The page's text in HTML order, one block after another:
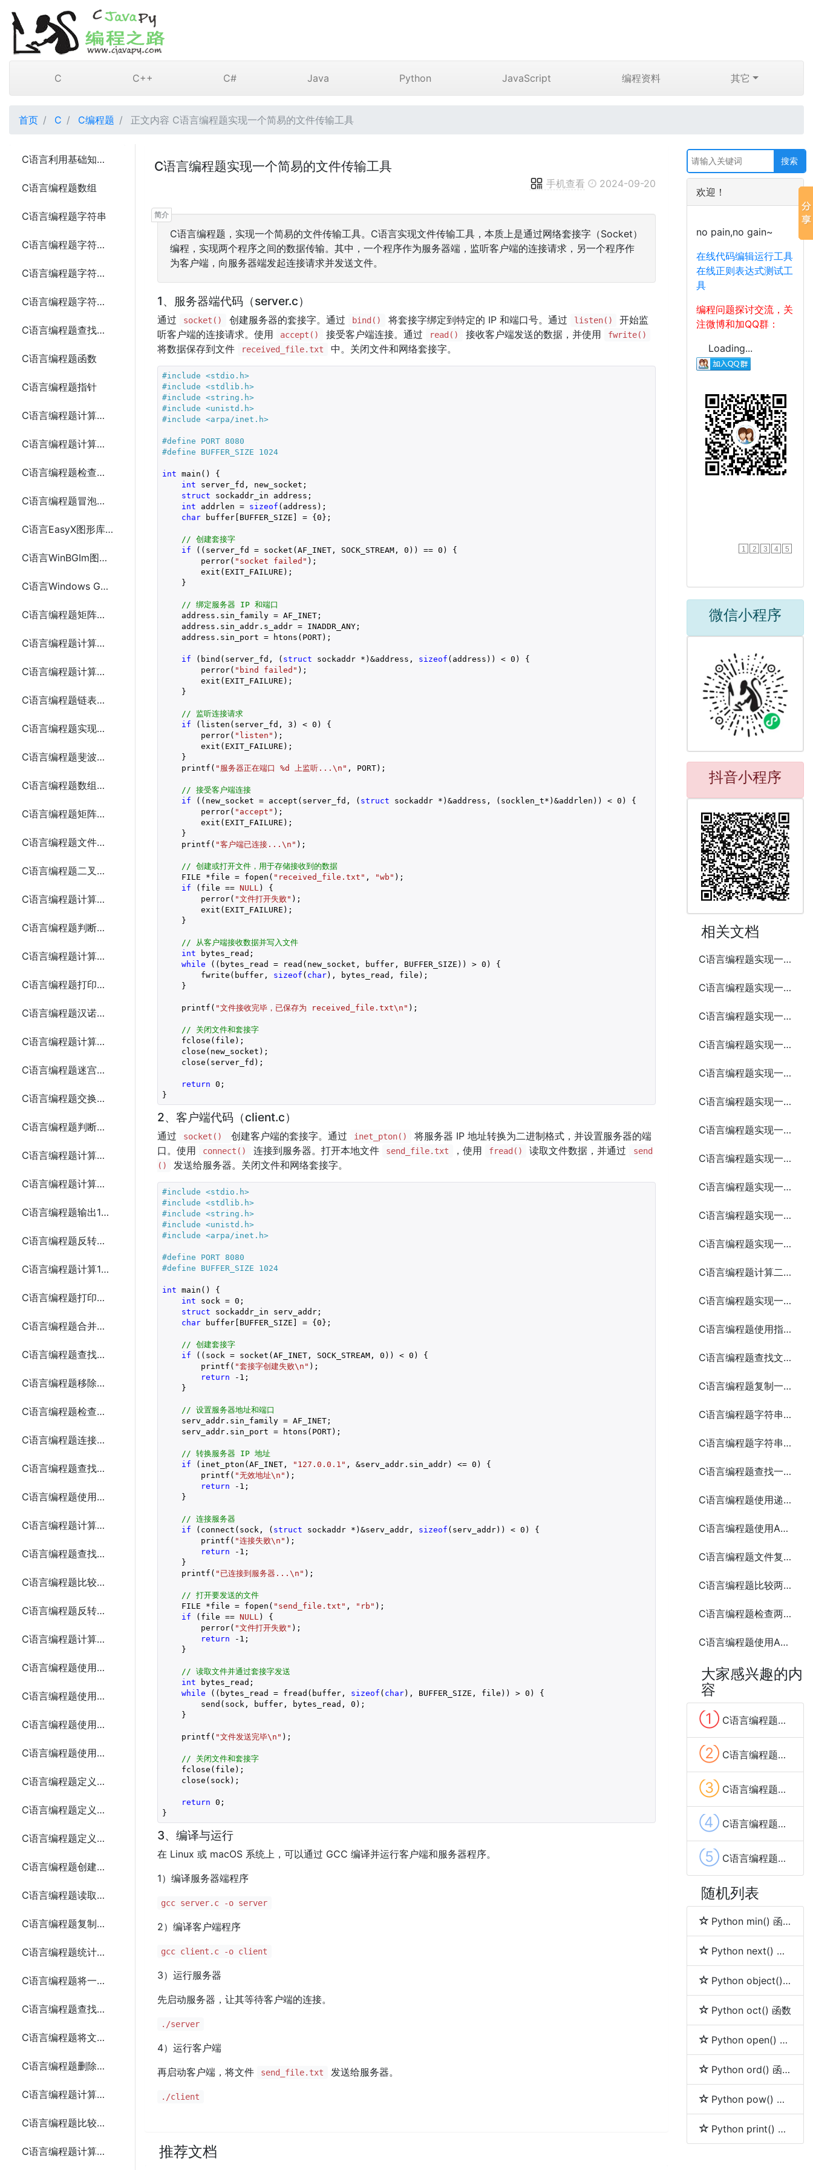
C C++ C# Java Python JavaScript 编程资料 其它
首页 C C编程题 正文内容 C语言编程题实现一个简易的文件传输工具
C语言利用基础知识实现编程题计算器3种写法
C语言编程题数组
C语言编程题字符串
C语言编程题字符串比较的4种方法
C语言编程题字符串连接3种方法
C语言编程题字符串反转5种方法
C语言编程题查找子字符串5种方法
C语言编程题函数
C语言编程题指针
C语言编程题计算数组的平均值6种方法
C语言编程题计算阶乘5种方法
C语言编程题检查素数
C语言编程题冒泡排序
C语言EasyX图形库实现圆盘时钟
C语言WinBGIm图形库实现圆盘时钟
C语言Windows GDI实现圆盘时钟
C语言编程题矩阵乘法
C语言编程题计算数组中的最大和最小值5种方法
C语言编程题计算两个字符串的长度
C语言编程题链表的创建和遍历
C语言编程题实现二分查找
C语言编程题斐波那契数列
C语言编程题数组反转
C语言编程题矩阵加法
C语言编程题文件复制
C语言编程题二叉树遍历
C语言编程题计算最大公约数
C语言编程题判断回文字符串
C语言编程题计算两个数的和、差、积、商
C语言编程题打印九九乘法表
C语言编程题汉诺塔问题
C语言编程题计算逆波兰表达式
C语言编程题迷宫求解
C语言编程题交换两个变量的值
C语言编程题判断一个年份是否为闰年
C语言编程题计算从1到n的自然数之和
C语言编程题计算一个整数的各位数字之和
C语言编程题输出1到100之间的所有素数
C语言编程题反转一个整数
C语言编程题计算1到n的所有偶数之和
C语言编程题打印金字塔形图案
C语言编程题合并两个数组
C语言编程题查找数组中的重复元素
C语言编程题移除数组中的重复元素
C语言编程题检查两个数组是否相等
C语言编程题连接两个字符串
C语言编程题查找一个字符串中的所有元音字母
C语言编程题使用指针交换两个变量的值
C语言编程题计算数组元素的和（使用指针）
C语言编程题查找数组中的最大值（使用指针）
C语言编程题比较两个字符串（使用指针）
C语言编程题反转一个字符串（使用指针）
C语言编程题计算动态分配内存存储n个整数的和
C语言编程题使用指针和函数计算两个整数的最大公约数
C语言编程题使用指针和函数实现字符串的连接
C语言编程题使用指针和函数查找字符串中的字符
C语言编程题使用指针和函数排序数组
C语言编程题定义时间、学生和复数结构体
C语言编程题定义矩形、日期和员工结构体
C语言编程题定义点、书籍、三角形和汽车结构体
C语言编程题创建并写入文本文件
C语言编程题读取文本文件并输出其内容
C语言编程题复制一个文本文件的内容到另一个文件
C语言编程题统计文本文件中的字符、单词和行数
C语言编程题将一段文本追加到现有文件的末尾
C语言编程题查找文本文件中的某个单词
C语言编程题将文本文件中的所有字母转换为大写
C语言编程题删除文本文件中的所有空行
C语言编程题计算二进制文件中的整数之和
C语言编程题比较两个文本文件是否相同
C语言编程题计算两个矩阵的和
C语言编程题实现一个简易的文件传输工具
手机查看 2024-09-20
C语言编程题，实现一个简易的文件传输工具。C语言实现文件传输工具，本质上是通过网络套接字（Socket）
编程，实现两个程序之间的数据传输。其中，一个程序作为服务器端，监听客户端的连接请求，另一个程序作
为客户端，向服务器端发起连接请求并发送文件。
1、服务器端代码（server.c）
通过 socket() 创建服务器的套接字。通过 bind() 将套接字绑定到特定的 IP 和端口号。通过 listen()
开始监
听客户端的连接请求。使用
accept() 接受客户端连接。通过 read() 接收客户端发送的数据，并使用 fwrite()
将数据保存到文件 received_file.txt 中。关闭文件和网络套接字。
#include <stdio.h>
#include <stdlib.h>
#include <string.h>
#include <unistd.h>
#include <arpa/inet.h>
#define PORT 8080
#define BUFFER_SIZE 1024
int main() {
int server_fd, new_socket;
struct sockaddr_in address;
int addrlen = sizeof (address);
char buffer[BUFFER_SIZE] = {0};
// 创建套接字
if ((server_fd = socket(AF_INET, SOCK_STREAM, 0 )) == 0 ) {
        perror(
"socket failed" );
        exit(EXIT_FAILURE);
    }
// 绑定服务器 IP 和端口
    address.sin_family = AF_INET;
    address.sin_addr.s_addr = INADDR_ANY;
    address.sin_port = htons(PORT);
if (bind(server_fd, ( struct sockaddr *)&address, sizeof (address)) < 0 ) {
        perror(
"bind failed" );
        exit(EXIT_FAILURE);
    }
// 监听连接请求
if (listen(server_fd, 3 ) < 0 ) {
        perror(
"listen" );
        exit(EXIT_FAILURE);
    }
    printf(
"服务器正在端口 %d 上监听...\n" , PORT);
// 接受客户端连接
if ((new_socket = accept(server_fd, ( struct sockaddr *)&address, (socklen_t*)&addrlen)) < 0 ) {
        perror(
"accept" );
        exit(EXIT_FAILURE);
    }
    printf(
"客户端已连接...\n" );
// 创建或打开文件，用于存储接收到的数据
    FILE *file = fopen(
"received_file.txt" , "wb" );
if (file == NULL ) {
        perror(
"文件打开失败" );
        exit(EXIT_FAILURE);
    }
// 从客户端接收数据并写入文件
int bytes_read;
while ((bytes_read = read(new_socket, buffer, BUFFER_SIZE)) > 0 ) {
        fwrite(buffer,
sizeof ( char), bytes_read, file);
    }
    printf(
"文件接收完毕，已保存为 received_file.txt\n" );
// 关闭文件和套接字
    fclose(file);
    close(new_socket);
    close(server_fd);
return 0 ;
2、客户端代码（client.c）
通过 socket() 创建客户端的套接字。通过 inet_pton()
将服务器 IP 地址转换为二进制格式，并设置服务器的端
口。使用
connect() 连接到服务器。打开本地文件 send_file.txt ，使用 fread() 读取文件数据，并通过
send
()
发送给服务器。关闭文件和网络套接字。
#include <stdio.h>
#include <stdlib.h>
#include <string.h>
#include <unistd.h>
#include <arpa/inet.h>
#define PORT 8080
#define BUFFER_SIZE 1024
int main() {
int sock = 0 ;
struct sockaddr_in serv_addr;
char buffer[BUFFER_SIZE] = {0};
// 创建套接字
if ((sock = socket(AF_INET, SOCK_STREAM, 0 )) < 0 ) {
        printf(
"套接字创建失败\n" );
return
-1 ;
    }
// 设置服务器地址和端口
    serv_addr.sin_family = AF_INET;
    serv_addr.sin_port = htons(PORT);
// 转换服务器 IP 地址
if (inet_pton(AF_INET, "127.0.0.1" , &serv_addr.sin_addr) <= 0 ) {
        printf(
"无效地址\n" );
return
-1 ;
    }
// 连接服务器
if (connect(sock, ( struct sockaddr *)&serv_addr, sizeof (serv_addr)) < 0 ) {
        printf(
"连接失败\n" );
return
-1 ;
    }
    printf(
"已连接到服务器...\n" );
// 打开要发送的文件
    FILE *file = fopen(
"send_file.txt" , "rb" );
if (file == NULL ) {
        perror(
"文件打开失败" );
return
-1 ;
    }
// 读取文件并通过套接字发送
int bytes_read;
while ((bytes_read = fread(buffer, sizeof ( char), BUFFER_SIZE, file)) > 0 ) {
        send(sock, buffer, bytes_read,
0 );
    }
    printf(
"文件发送完毕\n" );
// 关闭文件和套接字
    fclose(file);
    close(sock);
return 0 ;
}
3、编译与运行
在 Linux 或 macOS 系统上，可以通过 GCC 编译并运行客户端和服务器程序。
1）编译服务器端程序
gcc server.c -o server
2）编译客户端程序
gcc client.c -o client
3）运行服务器
先启动服务器，让其等待客户端的连接。
./server
4）运行客户端
再启动客户端，将文件
send_file.txt 发送给服务器。
./client
推荐文档
欢迎！
no pain,no gain~
在线代码编辑运行工具
在线正则表达式测试工
具
编程问题探讨交流，关
注微博和加QQ群：
Loading...
1 2 3 4 5
微信小程序
抖音小程序
相关文档
C语言编程题实现一个简易的端口扫描工具
C语言编程题实现一个简易的网络监控工具
C语言编程题实现一个简易的俄罗斯方块游戏
C语言编程题实现一个简易的电话簿
C语言编程题实现一个简易的贪吃蛇游戏
C语言编程题实现一个简易的FTP客户端
C语言编程题实现一个简易的聊天应用
C语言编程题实现一个简易的扫雷游戏
C语言编程题实现一个简易的聊天室
C语言编程题实现一个简易的图书管理系统
C语言编程题实现一个简易的任务管理系统
C语言编程题计算二进制文件中的整数之和
C语言编程题实现一个简易的银行账户管理系统
C语言编程题使用指针和函数实现字符串的连接
C语言编程题查找文本文件中的某个单词
C语言编程题复制一个文本文件的内容到另一个文件
C语言编程题字符串比较的4种方法
C语言编程题字符串反转5种方法
C语言编程题查找一个字符串中的所有元音字母
C语言编程题使用递归计算一个整数的阶乘
C语言编程题使用ASCII码绘制一个简单的房子
C语言编程题文件复制
C语言编程题比较两个文本文件是否相同
C语言编程题检查两个数组是否相等
C语言编程题使用ASCII码打印一个笑脸
大家感兴趣的内
容
① C语言编程题计算一个整数的各位数字之和
② C语言编程题计算数组中的最大和最小值5种方法
③ C语言编程题计算数组的平均值6种方法
④ C语言编程题计算阶乘5种方法
⑤ C语言编程题计算1到n的所有偶数之和
随机列表
Python min() 函数
Python next() 函数
Python object() 函数
Python oct() 函数
Python open() 函数
Python ord() 函数
Python pow() 函数
Python print() 函数